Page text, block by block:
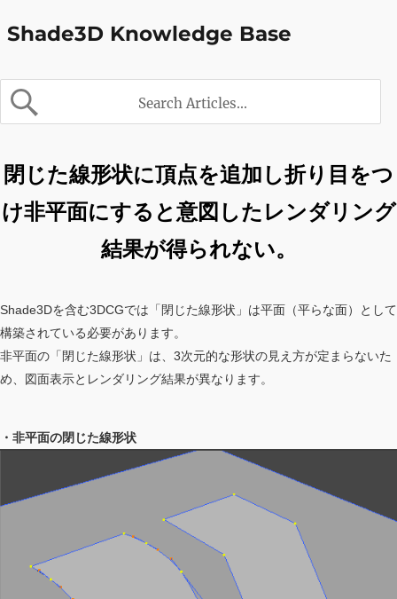
Shade3D Knowledge Base
閉じた線形状に頂点を追加し折り目をつ
け非平面にすると意図したレンダリング
結果が得られない。
Shade3Dを含む3DCGでは「閉じた線形状」は平面（平らな面）として
構築されている必要があります。
非平面の「閉じた線形状」は、3次元的な形状の見え方が定まらないた
め、図面表示とレンダリング結果が異なります。
・非平面の閉じた線形状